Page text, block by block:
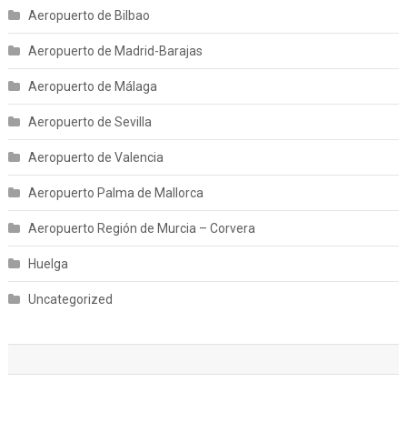
Aeropuerto de Bilbao
Aeropuerto de Madrid-Barajas
Aeropuerto de Málaga
Aeropuerto de Sevilla
Aeropuerto de Valencia
Aeropuerto Palma de Mallorca
Aeropuerto Región de Murcia – Corvera
Huelga
Uncategorized